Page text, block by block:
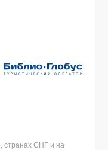
странах СНГ и на